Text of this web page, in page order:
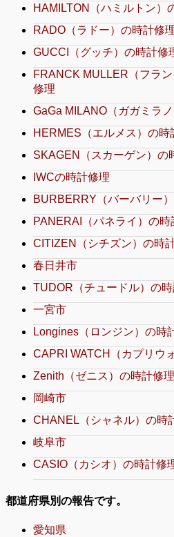
HAMILTON（ハミルトン）
RADO（ラドー）の時計修
GUCCI（グッチ）の時計修
FRANCK MULLER（フラ
修理
GaGa MILANO（ガガミラ
HERMES（エルメス）の時
SKAGEN（スカーゲン）の
IWCの時計修理
BURBERRY（バーバリー
PANERAI（パネライ）の時
CITIZEN（シチズン）の時
春日井市
TUDOR（チュードル）の
一宮市
Longines（ロンジン）の時
CAPRI WATCH（カプリウ
Zenith（ゼニス）の時計修理
岡崎市
CHANEL（シャネル）の時
岐阜市
CASIO（カシオ）の時計修
都道府県別の報告です。
愛知県